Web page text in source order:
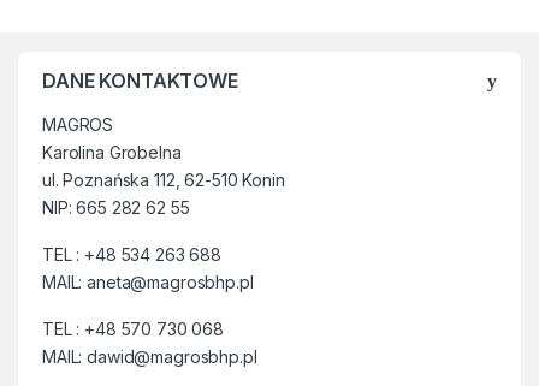
obuwia bezpiecznego do
literą “S”. Obuwie definiowane
przez normę musi być
wyposażone w podnosek
bezpieczeństwa, który ma
maksymalnym poziomie
ściskaniem przy użyciu siły 15
kN.
DANE KONTAKTOWE
MAGROS
Karolina Grobelna
ul. Poznańska 112, 62-510 Konin
NIP: 665 282 62 55
TEL : +48 534 263 688
MAIL: aneta@magrosbhp.pl
TEL : +48 570 730 068
MAIL: dawid@magrosbhp.pl